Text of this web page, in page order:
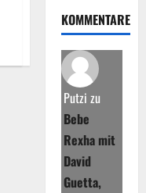
KOMMENTARE
Putzi zu
Bebe
Rexha mit
David
Guetta,